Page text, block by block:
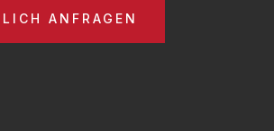
ANFRAGEN